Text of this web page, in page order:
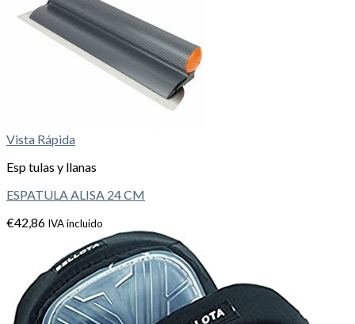
Vista Rápida
Esp tulas y llanas
ESPATULA ALISA 24 CM
€42,86 IVA incluido